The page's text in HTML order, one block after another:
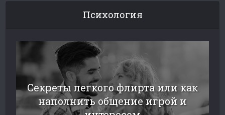
Психология
Секреты легкого флирта или как
наполнить общение игрой и